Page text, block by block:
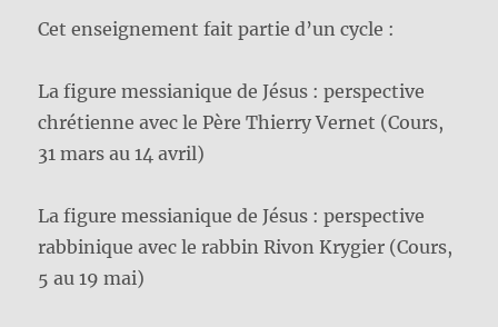
Cet enseignement fait partie d’un cycle :
La figure messianique de Jésus : perspective
chrétienne avec le Père Thierry Vernet (Cours,
31 mars au 14 avril)
La figure messianique de Jésus : perspective
rabbinique avec le rabbin Rivon Krygier (Cours,
5 au 19 mai)